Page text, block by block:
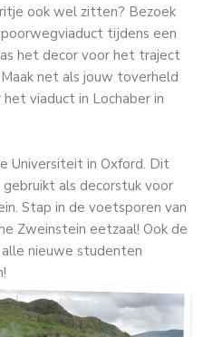
ook wel zitten? Bezoek
tijdens een
het decor voor het traject
net als jouw toverheld
viaduct in Lochaber in
Universiteit in Oxford. Dit
als decorstuk voor
Stap in de voetsporen van
Zweinstein eetzaal! Ook de
nieuwe studenten